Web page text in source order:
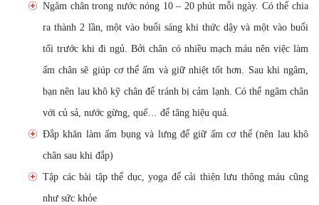
Ngâm chân trong nước nóng 10 – 20 phút mỗi ngày. Có thể chia
ra thành 2 lần, một vào buổi sáng khi thức dậy và một vào buổi
tối trước khi đi ngủ. Bởi chân có nhiều mạch máu nên việc làm
ấm chân sẽ giúp cơ thể ấm và giữ nhiệt tốt hơn. Sau khi ngâm,
bạn nên lau khô kỹ chân để tránh bị cảm lạnh. Có thể ngâm chân
với củ sả, nước gừng, quế… để tăng hiệu quả.
Đắp khăn làm ấm bụng và lưng để giữ ấm cơ thể (nên lau khô
chân sau khi đắp)
Tập các bài tập thể dục, yoga để cải thiện lưu thông máu cũng
như sức khỏe